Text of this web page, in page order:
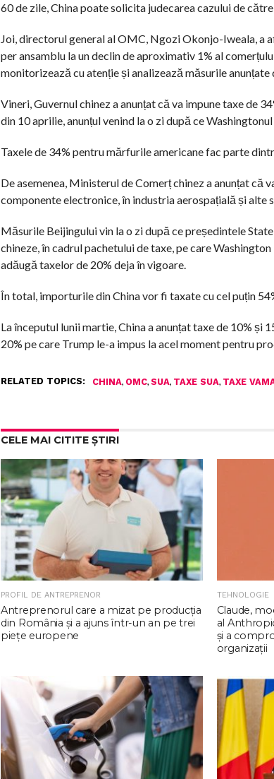
60 de zile, China poate solicita judecarea cazului de
Joi, directorul general al OMC, Ngozi Okonjo-Iweala, a
per ansamblu la un declin de aproximativ 1% al
monitorizează cu atenție și analizează măsurile anunțate
Vineri, Guvernul chinez a anunțat că va impune taxe de
din 10 aprilie, anunțul venind la o zi după ce
Taxele de 34% pentru mărfurile americane fac parte
De asemenea, Ministerul de Comerț chinez a anunțat
componente electronice, în industria aerospațială și alte
Măsurile Beijingului vin la o zi după ce președintele
chineze, în cadrul pachetului de taxe, pe care
adăugă taxelor de 20% deja în vigoare.
În total, importurile din China vor fi taxate cu cel puțin
La începutul lunii martie, China a anunțat taxe de 10% și
20% pe care Trump le-a impus la acel moment pentru
RELATED TOPICS: CHINA, OMC, SUA, TAXE SUA, TAXE
CELE MAI CITITE ȘTIRI
PROFIL DE ANTREPRENOR
Antreprenorul care a mizat pe producția
din România și a ajuns într-un an pe trei
piețe europene
TEHNOLOGIE
Claude,
al
şi a
organizaţii